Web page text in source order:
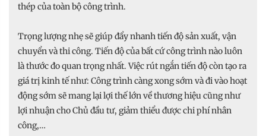
thép của toàn bộ công trình.
Trọng lượng nhẹ sẽ giúp đẩy nhanh tiến độ sản xuất, vận
chuyển và thi công. Tiến độ của bất cứ công trình nào luôn
là thước đo quan trọng nhất. Việc rút ngắn tiến độ còn tạo ra
giá trị kinh tế như: Công trình càng xong sớm và đi vào hoạt
động sớm sẽ mang lại lợi thế lớn về thương hiệu cũng như
lợi nhuận cho Chủ đầu tư, giảm thiểu được chi phí nhân
công,…